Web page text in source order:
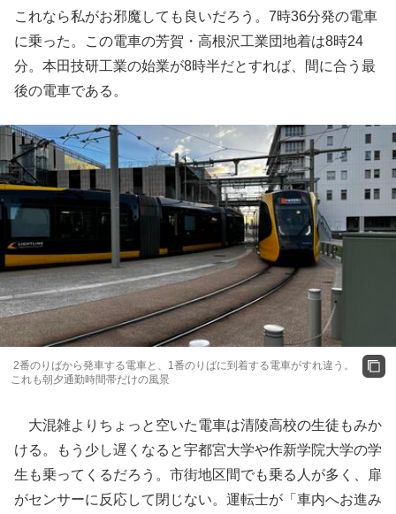
これなら私がお邪魔しても良いだろう。7時36分発の電車
に乗った。この電車の芳賀・高根沢工業団地着は8時24
分。本田技研工業の始業が8時半だとすれば、間に合う最
後の電車である。
2番のりばから発車する電車と、1番のりばに到着する電車がすれ違う。
これも朝夕通勤時間帯だけの風景
大混雑よりちょっと空いた電車は清陵高校の生徒もみか
ける。もう少し遅くなると宇都宮大学や作新学院大学の学
生も乗ってくるだろう。市街地区間でも乗る人が多く、扉
がセンサーに反応して閉じない。運転士が「車内へお進み